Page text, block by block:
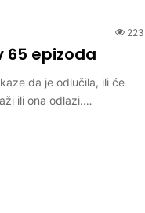
223
65 epizoda
da je odlučila, ili će
ili ona odlazi.…